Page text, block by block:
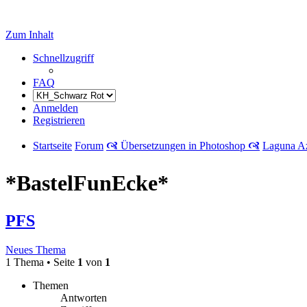
Zum Inhalt
Schnellzugriff
FAQ
Anmelden
Registrieren
Startseite Forum 🙧 Übersetzungen in Photoshop 🙧 Laguna
*BastelFunEcke*
PFS
Neues Thema
1 Thema • Seite 1 von 1
Themen
Antworten